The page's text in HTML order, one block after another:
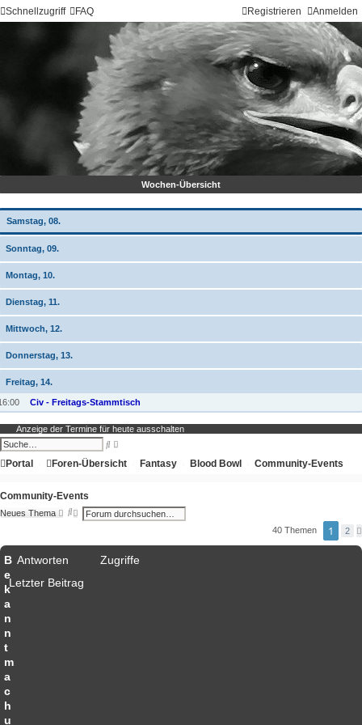
Schnellzugriff FAQ Anmelden
Registrieren
Wochen-Übersicht
Samstag, 08.
Sonntag, 09.
Montag, 10.
Dienstag, 11.
Mittwoch, 12.
Donnerstag, 13.
Freitag, 14.
Civ - Freitags-Stammtisch
Anzeige der Termine für heute ausschalten
S
c w
e
r
t
u
c
h
Portal Foren-Übersicht Fantasy Blood Bowl Community-Events
Community-Events
Neues Thema
S
t
40 Themen 1 2
B
e
k
a
n
n
t
m
a
c
h
u
Antworten
Zugriffe
Letzter Beitrag